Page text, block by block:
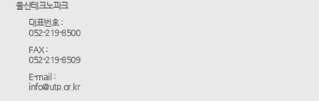
울산테크노파크
대표번호 :
052-219-8500
FAX :
052-219-8509
E-mail :
info@utp.or.kr